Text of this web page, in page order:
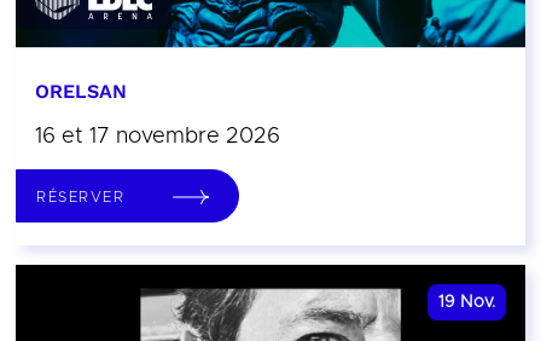
ORELSAN
16 et 17 novembre 2026
RÉSERVER
19 Nov.